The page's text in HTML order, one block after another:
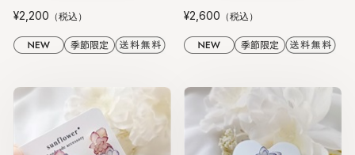
¥2,200 （税込） ¥2,600 （税込）